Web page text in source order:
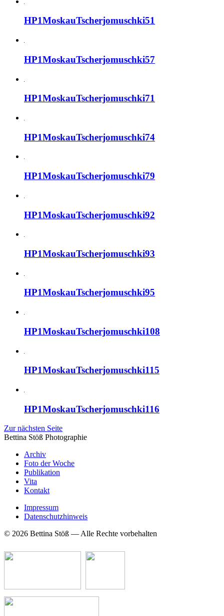
HP1MoskauTscherjomuschki51
HP1MoskauTscherjomuschki57
HP1MoskauTscherjomuschki71
HP1MoskauTscherjomuschki74
HP1MoskauTscherjomuschki79
HP1MoskauTscherjomuschki92
HP1MoskauTscherjomuschki93
HP1MoskauTscherjomuschki95
HP1MoskauTscherjomuschki108
HP1MoskauTscherjomuschki115
HP1MoskauTscherjomuschki116
Zur nächsten Seite
Bettina Stöß Photographie
Archiv
Foto der Woche
Publikation
Vita
Kontakt
Impressum
Datenschutzhinweis
© 2026 Bettina Stöß — Alle Rechte vorbehalten